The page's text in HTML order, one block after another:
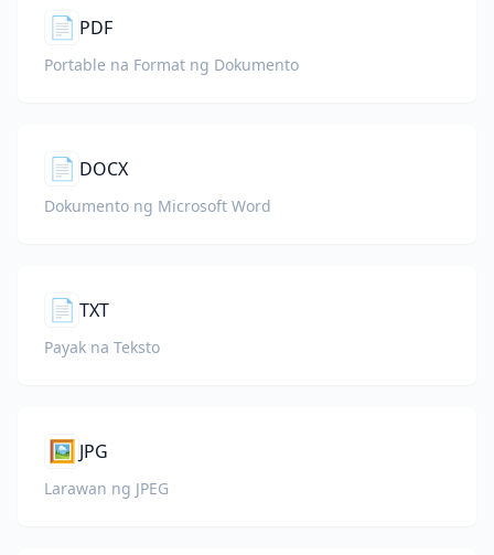
📄 PDF
Portable na Format ng Dokumento
📄 DOCX
Dokumento ng Microsoft Word
📄 TXT
Payak na Teksto
🖼️ JPG
Larawan ng JPEG